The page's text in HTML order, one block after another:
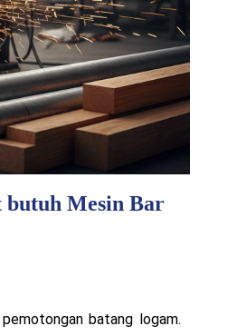
butuh Mesin Bar
batang logam.